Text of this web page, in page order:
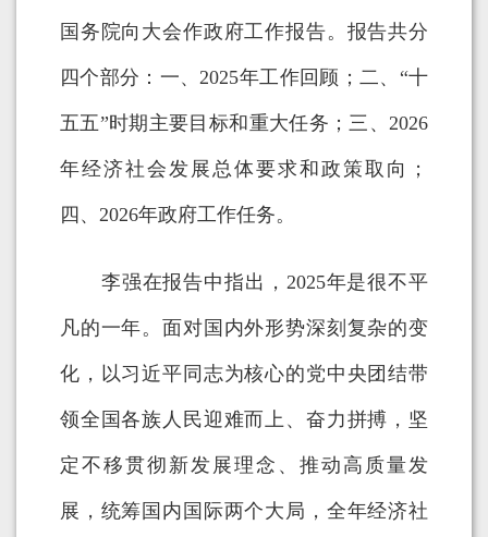
国务院向大会作政府工作报告。报告共分
四个部分：一、2025年工作回顾；二、“十
五五”时期主要目标和重大任务；三、2026
年经济社会发展总体要求和政策取向；
四、2026年政府工作任务。
李强在报告中指出，2025年是很不平
凡的一年。面对国内外形势深刻复杂的变
化，以习近平同志为核心的党中央团结带
领全国各族人民迎难而上、奋力拼搏，坚
定不移贯彻新发展理念、推动高质量发
展，统筹国内国际两个大局，全年经济社